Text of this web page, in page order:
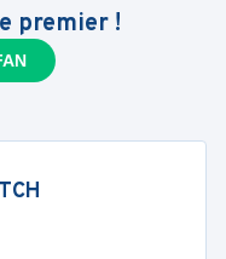
premier !